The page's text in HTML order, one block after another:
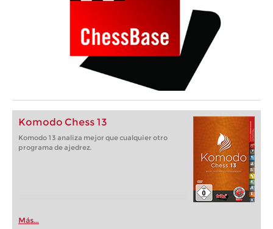
Komodo Chess 13
Komodo 13 analiza mejor que cualquier otro
programa de ajedrez.
Más...